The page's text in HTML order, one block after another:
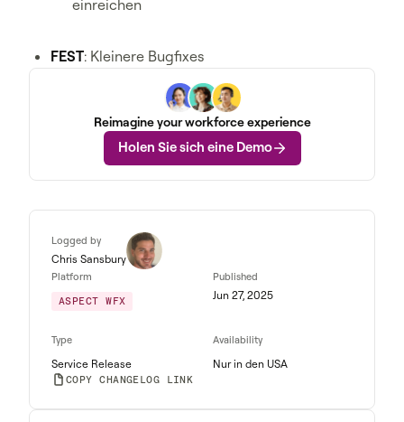
einreichen
FEST: Kleinere Bugfixes
Reimagine your workforce experience
Holen Sie sich eine Demo
Logged by
Chris Sansbury
Platform
ASPECT WFX
Published
Jun 27, 2025
Type
Service Release
Availability
Nur in den USA
COPY CHANGELOG LINK